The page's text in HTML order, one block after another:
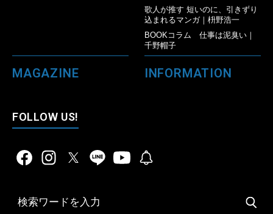
歌人が推す 短いのに、引きずり
込まれるマンガ｜枡野浩一
BOOKコラム 仕事は泥臭い｜
千野帽子
MAGAZINE INFORMATION
FOLLOW US!